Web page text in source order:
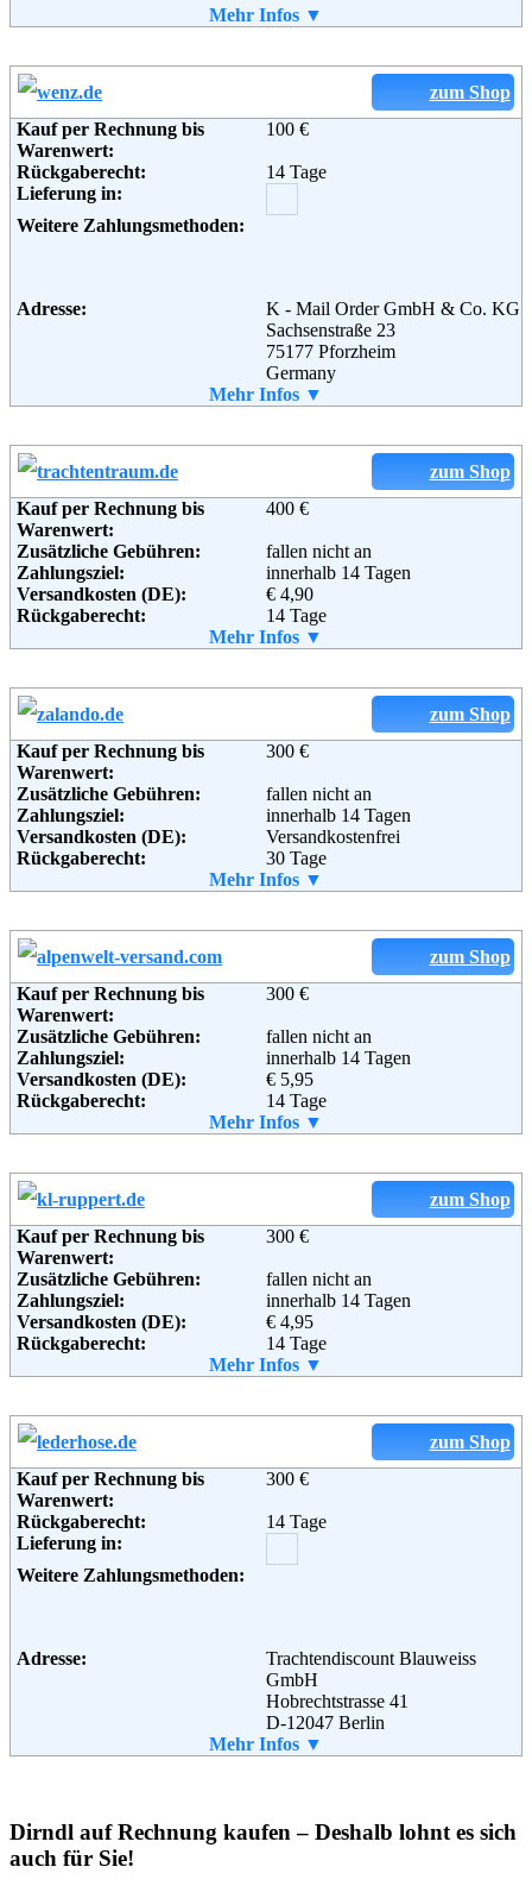
+49 (0) 1805 222 555
Soziale Kanäle:
Weiterführende
Informationen:
Mehr Infos ▼
zum Shop
Kauf per Rechnung bis
Warenwert:
100 €
Rückgaberecht:
14 Tage
Lieferung in:
Weitere Zahlungsmethoden:
Adresse:
K - Mail Order GmbH & Co. KG
Sachsenstraße 23
75177 Pforzheim
Germany
+49 (0) 180 - 54 200
Weiterführende
Informationen:
Mehr Infos ▼
zum Shop
Kauf per Rechnung bis
Warenwert:
400 €
Zusätzliche Gebühren:
fallen nicht an
Zahlungsziel:
innerhalb 14 Tagen
Versandkosten (DE):
€ 4,90
Rückgaberecht:
14 Tage
Ja
Weitere Zahlungsmethoden:
Adresse:
Trachtentraum GbR
Untere Achstraße 6
86668 Karlshuld
Deutschland
+49 (8454) 912526-8
Soziale Kanäle:
Mehr Infos ▼
zum Shop
Kauf per Rechnung bis
Warenwert:
300 €
Zusätzliche Gebühren:
fallen nicht an
Zahlungsziel:
innerhalb 14 Tagen
Versandkosten (DE):
Versandkostenfrei
Rückgaberecht:
30 Tage
Ja
Weitere Zahlungsmethoden:
Adresse:
Zalando AG
10437 Berlin
Telefon:
+49 (0) 800 240 10 20
Fax:
+49 (0) 30 2759 46 93
Email:
service@zalando.de
Weiterführende
Informationen:
Mehr Infos ▼
zum Shop
Kauf per Rechnung bis
Warenwert:
300 €
Zusätzliche Gebühren:
fallen nicht an
Zahlungsziel:
innerhalb 14 Tagen
Versandkosten (DE):
€ 5,95
Rückgaberecht:
14 Tage
Ja
Weitere Zahlungsmethoden:
Adresse:
Alpenwelt Versand GmbH
8055 Graz, Österreich
Telefon:
0180 58 158 10
Fax:
0043 316 2467
Email:
service@alpenwelt-versand.com
Mehr Infos ▼
zum Shop
Kauf per Rechnung bis
Warenwert:
300 €
Zusätzliche Gebühren:
fallen nicht an
Zahlungsziel:
innerhalb 14 Tagen
Versandkosten (DE):
€ 4,95
Rückgaberecht:
14 Tage
Ja
Weitere Zahlungsmethoden:
Adresse:
K&L Ruppert Stiftung & Co.
Paradeisstraße 67
Telefon:
01805 180 801
Fax:
AGB
Mehr Infos ▼
zum Shop
Kauf per Rechnung bis
Warenwert:
300 €
Rückgaberecht:
14 Tage
Lieferung in:
Weitere Zahlungsmethoden:
Adresse:
Trachtendiscount Blauweiss
GmbH
Hobrechtstrasse 41
D-12047 Berlin
030-86386020
Mehr Infos ▼
Dirndl auf Rechnung kaufen – Deshalb lohnt es sich
auch für Sie!